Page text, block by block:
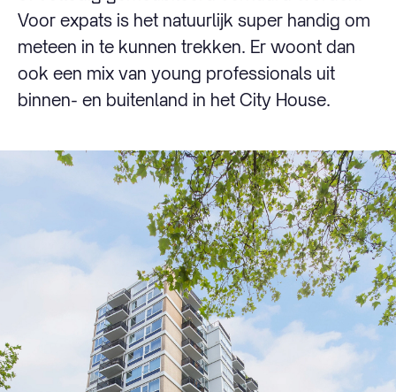
Voor expats is het natuurlijk super handig om
meteen in te kunnen trekken. Er woont dan
ook een mix van young professionals uit
binnen- en buitenland in het City House.